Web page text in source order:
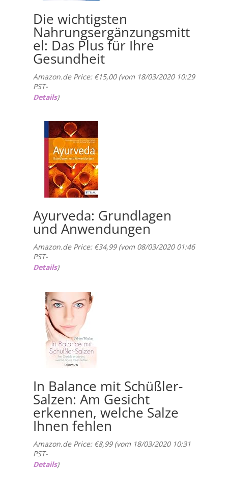
Die wichtigsten
Nahrungsergänzungsmitt
el: Das Plus für Ihre
Gesundheit
Amazon.de Price: €15,00(vom 18/03/2020 10:29
PST-
Details)
Ayurveda: Grundlagen
und Anwendungen
Amazon.de Price: €34,99(vom 08/03/2020 01:46
PST-
Details)
In Balance mit Schüßler-
Salzen: Am Gesicht
erkennen, welche Salze
Ihnen fehlen
Amazon.de Price: €8,99(vom 18/03/2020 10:31
PST-
Details)